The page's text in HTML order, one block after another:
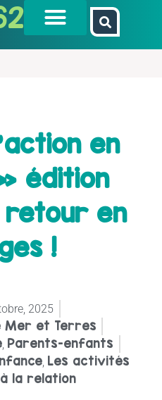
en
édition
retour en
!
2025
Mer et Terres
Parents-enfants
Les activités
la relation